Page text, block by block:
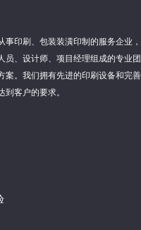
事印刷、包装装潢印制的服务企业
员、设计师、项目经理组成的专业
案。我们拥有先进的印刷设备和完
客户的要求。